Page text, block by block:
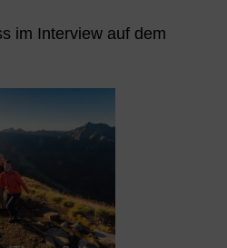
im Interview auf dem